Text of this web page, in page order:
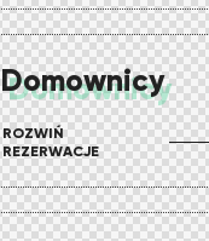
Domownicy
ROZWIŃ
REZERWACJE